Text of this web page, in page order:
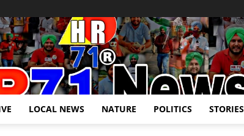
LOCAL NEWS NATURE POLITICS STORIES